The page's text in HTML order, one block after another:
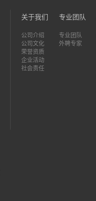
关于我们
公司介绍
公司文化
荣誉资质
企业活动
社会责任
专业团队
专业团队
外聘专家